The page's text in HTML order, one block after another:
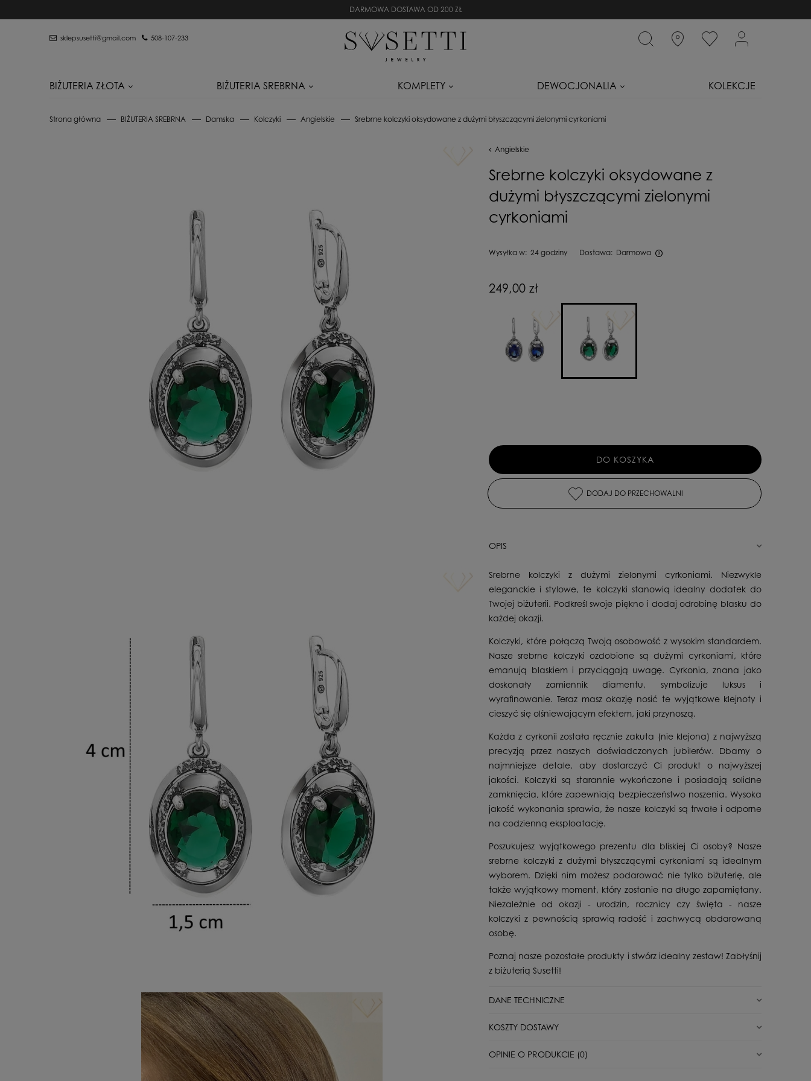
DARMOWA DOSTAWA OD 200 ZŁ
sklepsusetti@gmail.com 508-107-233
BIŻUTERIA ZŁOTA BIŻUTERIA SREBRNA KOMPLETY DEWOCJONALIA KOLEKCJE
Strona główna BIŻUTERIA SREBRNA Damska Kolczyki Angielskie Srebrne kolczyki oksydowane z dużymi błyszczącymi zielonymi cyrkoniami
Angielskie
Srebrne kolczyki oksydowane z
dużymi błyszczącymi zielonymi
cyrkoniami
Wysyłka w: 24 godziny Dostawa: Darmowa
249,00 zł
DO KOSZYKA
DODAJ DO PRZECHOWALNI
OPIS
Srebrne kolczyki z dużymi zielonymi cyrkoniami. Niezwykle
eleganckie i stylowe, te kolczyki stanowią idealny dodatek do
Twojej biżuterii. Podkreśl swoje piękno i dodaj odrobinę blasku do
każdej okazji.
Kolczyki, które połączą Twoją osobowość z wysokim standardem.
Nasze srebrne kolczyki ozdobione są dużymi cyrkoniami, które
emanują blaskiem i przyciągają uwagę. Cyrkonia, znana jako
doskonały zamiennik diamentu, symbolizuje luksus i
wyrafinowanie. Teraz masz okazję nosić te wyjątkowe klejnoty i
cieszyć się olśniewającym efektem, jaki przynoszą.
Każda z cyrkonii została ręcznie zakuta (nie klejona) z najwyższą
precyzją przez naszych doświadczonych jubilerów. Dbamy o
najmniejsze detale, aby dostarczyć Ci produkt o najwyższej
jakości. Kolczyki są starannie wykończone i posiadają solidne
zamknięcia, które zapewniają bezpieczeństwo noszenia. Wysoka
jakość wykonania sprawia, że nasze kolczyki są trwałe i odporne
na codzienną eksploatację.
Poszukujesz wyjątkowego prezentu dla bliskiej Ci osoby? Nasze
srebrne kolczyki z dużymi błyszczącymi cyrkoniami są idealnym
wyborem. Dzięki nim możesz podarować nie tylko biżuterię, ale
także wyjątkowy moment, który zostanie na długo zapamiętany.
Niezależnie od okazji - urodzin, rocznicy czy święta - nasze
kolczyki z pewnością sprawią radość i zachwycą obdarowaną
osobę.
Poznaj nasze pozostałe produkty i stwórz idealny zestaw! Zabłyśnij
z biżuterią Susetti!
DANE TECHNICZNE
Stan
Dla kogo
KOSZTY DOSTAWY
DPD Pickup punkt odbioru/automat paczkowy
OPINIE O PRODUKCIE (0)